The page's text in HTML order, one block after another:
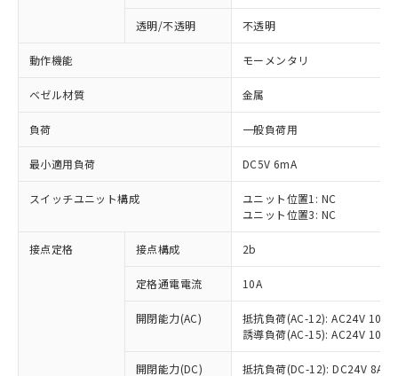
透明/不透明 不透明
動作機能 モーメンタリ
ベゼル材質 金属
負荷 一般負荷用
最小適用負荷 DC5V 6mA
スイッチユニット構成
ユニット位置1: NC
ユニット位置3: NC
接点定格 接点構成 2b
定格通電電流 10A
開閉能力(AC)
抵抗負荷(AC-12): AC24V 10A/
誘導負荷(AC-15): AC24V
開閉能力(DC) 抵抗負荷(DC-12): DC24V 8A/
ご利用条件
※1 対応状況
対応済み：EU RoHS指令（10物質）の
非含有に対応した製品が提供可能な商品で
対応予定：EU RoHS指令（10物質）の非含
有に対応した製品に切り替える予定のある